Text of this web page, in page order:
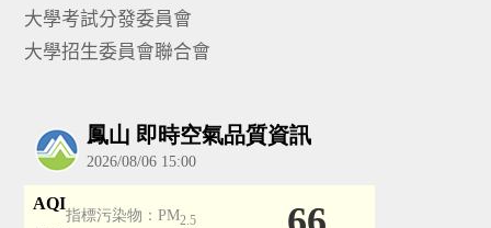
大學考試分發委員會
大學招生委員會聯合會